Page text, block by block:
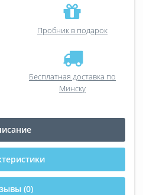
Пробник в подарок
Бесплатная доставка по
Минску
(0)